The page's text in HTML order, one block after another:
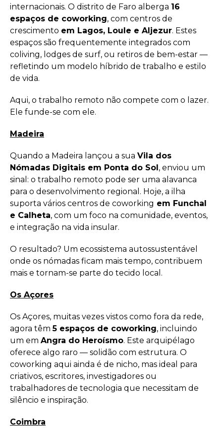
internacionais. O distrito de Faro alberga 16
espaços de coworking, com centros de
crescimento em Lagos, Loule e Aljezur. Estes
espaços são frequentemente integrados com
coliving, lodges de surf, ou retiros de bem-estar —
refletindo um modelo híbrido de trabalho e estilo
de vida.
Aqui, o trabalho remoto não compete com o lazer.
Ele funde-se com ele.
Madeira
Quando a Madeira lançou a sua Vila dos
Nómadas Digitais em Ponta do Sol, enviou um
sinal: o trabalho remoto pode ser uma alavanca
para o desenvolvimento regional. Hoje, a ilha
suporta vários centros de coworking em Funchal
e Calheta, com um foco na comunidade, eventos,
e integração na vida insular.
O resultado? Um ecossistema autossustentável
onde os nómadas ficam mais tempo, contribuem
mais e tornam-se parte do tecido local.
Os Açores
Os Açores, muitas vezes vistos como fora da rede,
agora têm5 espaços de coworking, incluindo
um em Angra do Heroísmo. Este arquipélago
oferece algo raro — solidão com estrutura. O
coworking aqui ainda é de nicho, mas ideal para
criativos, escritores, investigadores ou
trabalhadores de tecnologia que necessitam de
silêncio e inspiração.
Coimbra